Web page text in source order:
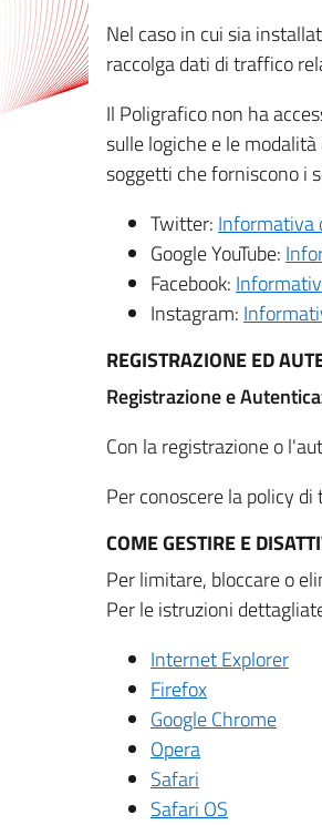
Nel caso in cui sia
raccolga dati di traffico
Il Poligrafico non ha
sulle logiche e le
soggetti che forniscono i
Twitter: Informativa
Google YouTube:
Facebook:
Instagram:
REGISTRAZIONE ED
Registrazione e
Con la registrazione o
Per conoscere la policy
COME GESTIRE E
Per limitare, bloccare o
Per le istruzioni
Internet Explorer
Firefox
Google Chrome
Opera
Safari
Safari OS